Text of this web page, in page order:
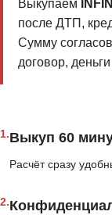
Выкупаем
после ДТП,
Сумму
договор,
1.Выкуп 60
Расчёт сразу
2.